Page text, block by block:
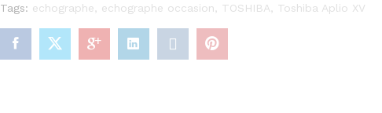
Tags: echographe echographe occasion TOSHIBA Toshiba Aplio XV